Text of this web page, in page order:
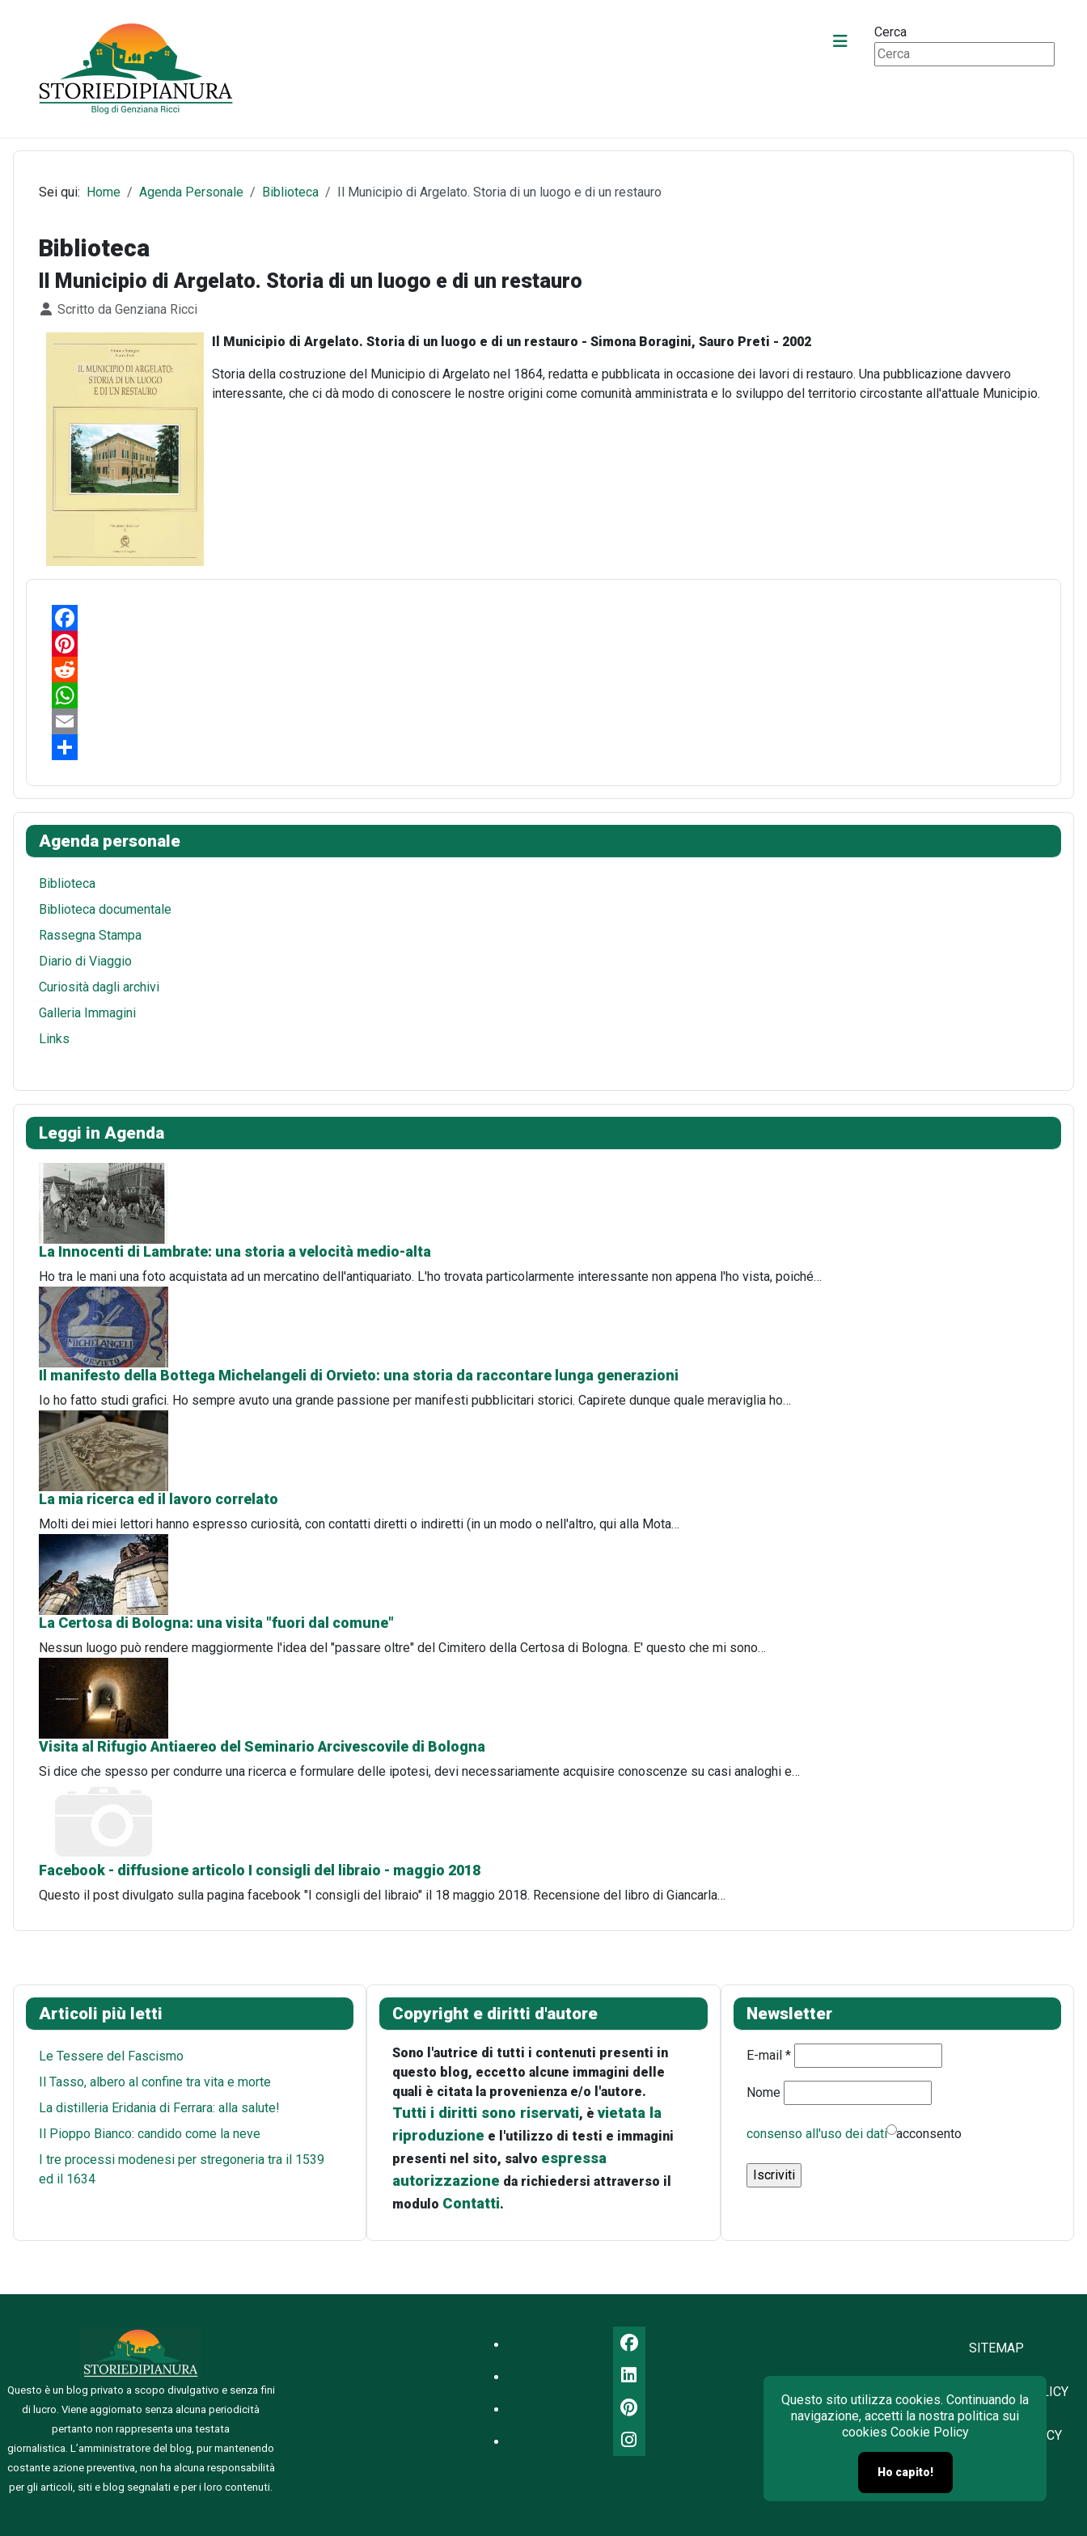
Cerca
Sei qui: Home Agenda Personale Biblioteca Il Municipio di Argelato. Storia di un luogo e di un restauro
Biblioteca
Il Municipio di Argelato. Storia di un luogo e di un restauro
Dettagli
Scritto da Genziana Ricci
Il Municipio di Argelato. Storia di un luogo e di un restauro - Simona Boragini, Sauro Preti - 2002
Storia della costruzione del Municipio di Argelato nel 1864, redatta e pubblicata in occasione dei lavori di restauro. Una pubblicazione davvero
interessante, che ci dà modo di conoscere le nostre origini come comunità amministrata e lo sviluppo del territorio circostante all'attuale Municipio.
F
a
c
e
b
o
k
P
n
r
e
s
t
R
e
d
i
t
W
h
t
s
A
p
p
E
a
i
l
h
a
r
e
Agenda personale
Biblioteca
Biblioteca documentale
Rassegna Stampa
Diario di Viaggio
Curiosità dagli archivi
Galleria Immagini
Links
Leggi in Agenda
La Innocenti di Lambrate: una storia a velocità medio-alta
Ho tra le mani una foto acquistata ad un mercatino dell'antiquariato. L'ho trovata particolarmente interessante non appena l'ho vista, poiché…
Il manifesto della Bottega Michelangeli di Orvieto: una storia da raccontare lunga generazioni
Io ho fatto studi grafici. Ho sempre avuto una grande passione per manifesti pubblicitari storici. Capirete dunque quale meraviglia ho…
La mia ricerca ed il lavoro correlato
Molti dei miei lettori hanno espresso curiosità, con contatti diretti o indiretti (in un modo o nell'altro, qui alla Mota…
La Certosa di Bologna: una visita "fuori dal comune"
Nessun luogo può rendere maggiormente l'idea del "passare oltre" del Cimitero della Certosa di Bologna. E' questo che mi sono…
Visita al Rifugio Antiaereo del Seminario Arcivescovile di Bologna
Si dice che spesso per condurre una ricerca e formulare delle ipotesi, devi necessariamente acquisire conoscenze su casi analoghi e…
Facebook - diffusione articolo I consigli del libraio - maggio 2018
Questo il post divulgato sulla pagina facebook "I consigli del libraio" il 18 maggio 2018. Recensione del libro di Giancarla…
Articoli più letti
Le Tessere del Fascismo
Il Tasso, albero al confine tra vita e morte
La distilleria Eridania di Ferrara: alla salute!
Il Pioppo Bianco: candido come la neve
I tre processi modenesi per stregoneria tra il 1539
ed il 1634
Copyright e diritti d'autore
Sono l'autrice di tutti i contenuti presenti in
questo blog, eccetto alcune immagini delle
quali è citata la provenienza e/o l'autore.
Tutti i diritti sono riservati, è vietata la
riproduzione e l'utilizzo di testi e immagini
presenti nel sito, salvo espressa
autorizzazione da richiedersi attraverso il
modulo Contatti.
Newsletter
E-mail *
Nome
consenso all'uso dei dati acconsento
Questo è un blog privato a scopo divulgativo e senza fini
di lucro. Viene aggiornato senza alcuna periodicità
pertanto non rappresenta una testata
giornalistica. L’amministratore del blog, pur mantenendo
costante azione preventiva, non ha alcuna responsabilità
per gli articoli, siti e blog segnalati e per i loro contenuti.
SITEMAP
PRIVACY POLICY
COOKIE POLICY
Questo sito utilizza cookies. Continuando la
navigazione, accetti la nostra politica sui
cookies Cookie Policy
Ho capito!